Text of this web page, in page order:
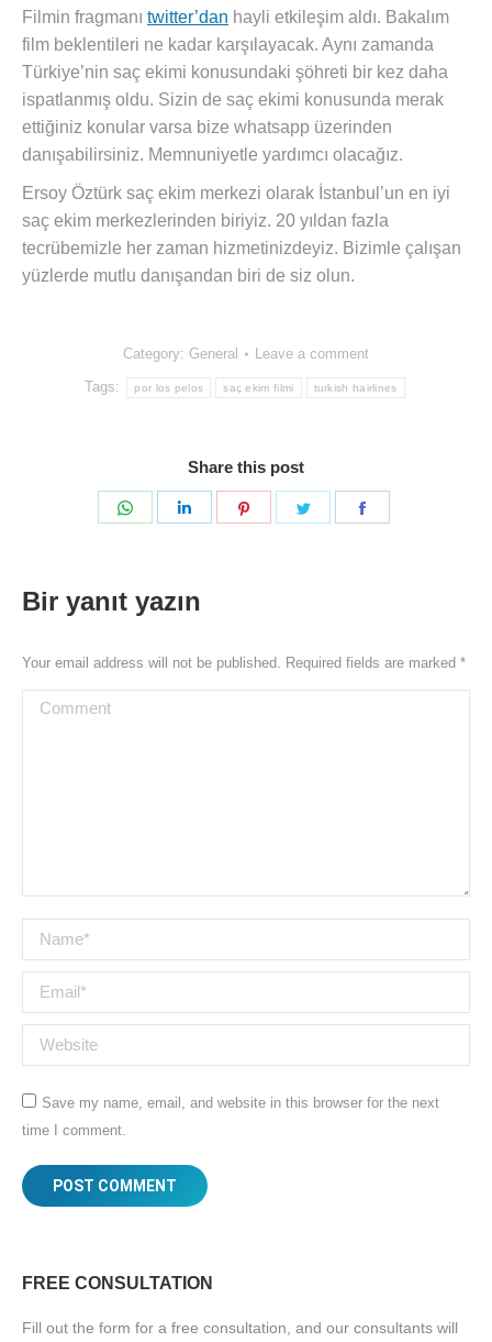
Filmin fragmanı twitter’dan hayli etkileşim aldı. Bakalım
film beklentileri ne kadar karşılayacak. Aynı zamanda
Türkiye’nin saç ekimi konusundaki şöhreti bir kez daha
ispatlanmış oldu. Sizin de saç ekimi konusunda merak
ettiğiniz konular varsa bize whatsapp üzerinden
danışabilirsiniz. Memnuniyetle yardımcı olacağız.
Ersoy Öztürk saç ekim merkezi olarak İstanbul’un en iyi
saç ekim merkezlerinden biriyiz. 20 yıldan fazla
tecrübemizle her zaman hizmetinizdeyiz. Bizimle çalışan
yüzlerde mutlu danışandan biri de siz olun.
Category: General Leave a comment
Tags: por los pelos saç ekim filmi turkish hairlines
Share this post
Share
Share
Share
Bir yanıt yazın
Your email address will not be published. Required fields are marked *
Comment
Name *
Email *
Website
Save my name, email, and website in this browser for the next
time I comment.
POST COMMENT
FREE CONSULTATION
Fill out the form for a free consultation, and our consultants will